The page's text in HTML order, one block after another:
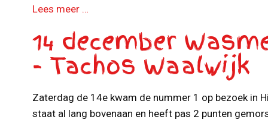
Lees meer …
14 december
- Tachos Waalwijk
Zaterdag de 14e kwam de nummer 1 op bezoek in
staat al lang bovenaan en heeft pas 2 punten